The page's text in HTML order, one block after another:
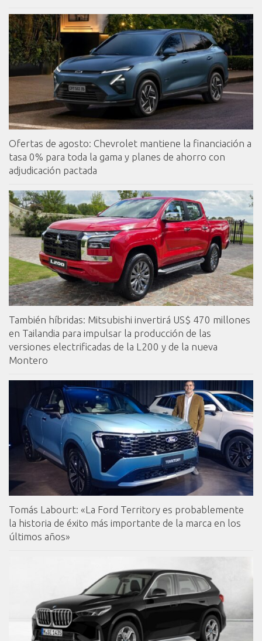
Ofertas de agosto: Chevrolet mantiene la financiación a
tasa 0% para toda la gama y planes de ahorro con
adjudicación pactada
También híbridas: Mitsubishi invertirá US$ 470 millones
en Tailandia para impulsar la producción de las
versiones electrificadas de la L200 y de la nueva
Montero
Tomás Labourt: «La Ford Territory es probablemente
la historia de éxito más importante de la marca en los
últimos años»